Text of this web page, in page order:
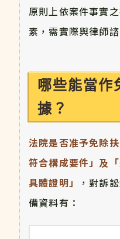
原則上依案件事實
素，需實際與律師
哪些能當作
據？
法院是否准予免除
符合構成要件」及
具體證明」
，對訴
備資料有：